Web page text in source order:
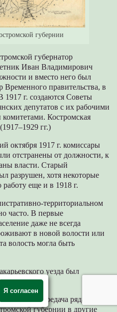
губернии
губернатор
Иван Владимирович
и вместо него был
Временного правительства, в
1917 г. создаются Советы
депутатов с их рабочими
Костромская
гг.)
октября 1917 г. комиссары
отстранены от должности, к
власти. Старый
разрушен, хотя некоторые
еще и в 1918 г.
территориальном
часто. В первые
даже не всегда
в новой волости или
волость могла быть
уезда был
передача ряда
губернии в другие
Я согласен